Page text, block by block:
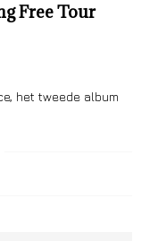
Free Tour
het tweede album